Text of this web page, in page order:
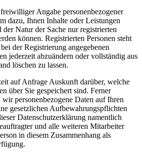
Angabe personenbezogener
dazu, Ihnen Inhalte oder Leistungen
Natur der Sache nur registrierten
können. Registrierten Personen steht
der Registrierung angegebenen
jederzeit abzuändern oder vollständig aus
löschen zu lassen.
auf Anfrage Auskunft darüber, welche
über Sie gespeichert sind. Ferner
personenbezogene Daten auf Ihren
gesetzlichen Aufbewahrungspflichten
Datenschutzerklärung namentlich
und alle weiteren Mitarbeiter
in diesem Zusammenhang als